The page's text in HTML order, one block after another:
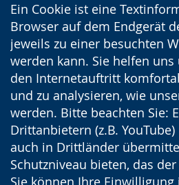
Ein Cookie ist eine
Browser auf dem Endgerät
jeweils zu einer besuchten
werden kann. Sie helfen
den Internetauftritt
und zu analysieren, wie
werden. Bitte beachten Sie:
Drittanbietern (z.B.
auch in Drittländer
Schutzniveau bieten, das
Sie können Ihre